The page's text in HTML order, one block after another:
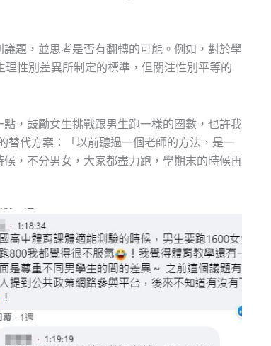
題，並思考是否有翻轉的可能。例如，對於學
性別差異所制定的標準，但關注性別平等的
，鼓勵女生挑戰跟男生跑一樣的圈數，也許我
替代方案：「以前聽過一個老師的方法，是一
，不分男女，大家都盡力跑，學期末的時候再